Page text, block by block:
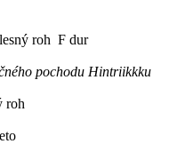
roh F dur
pochodu Hintriikkku
roh